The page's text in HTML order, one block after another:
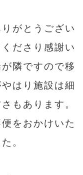
がとうござい
ださり感謝い
隣ですので移
はり施設は細
もあります。
をおかけいた
。